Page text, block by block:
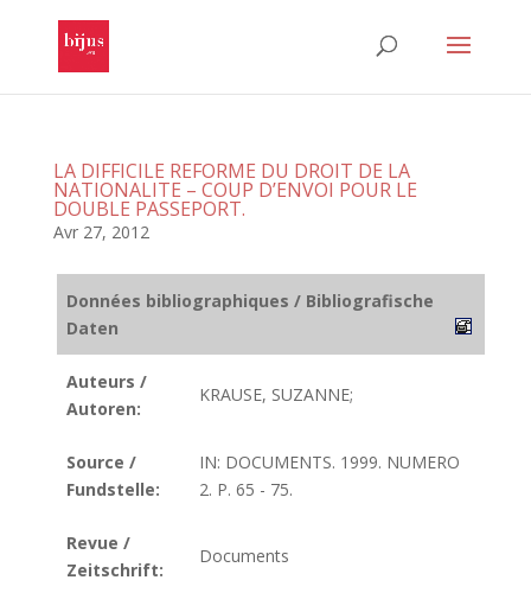
LA DIFFICILE REFORME DU DROIT DE LA
NATIONALITE – COUP D’ENVOI POUR LE
DOUBLE PASSEPORT.
Avr 27, 2012
Données bibliographiques / Bibliografische
Daten
Auteurs /
Autoren:
KRAUSE, SUZANNE;
Source /
Fundstelle:
IN: DOCUMENTS. 1999. NUMERO
2. P. 65 - 75.
Revue /
Zeitschrift:
Documents